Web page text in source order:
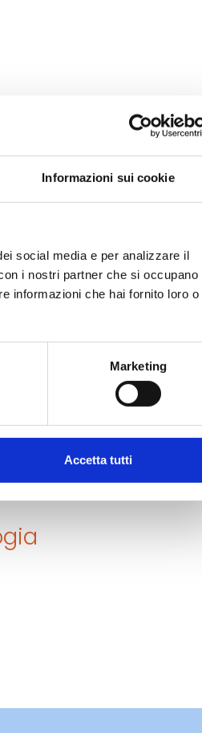
Informazioni sui cookie
social media e per analizzare il
i nostri partner che si occupano
informazioni che hai fornito loro o
Marketing
Accetta tutti